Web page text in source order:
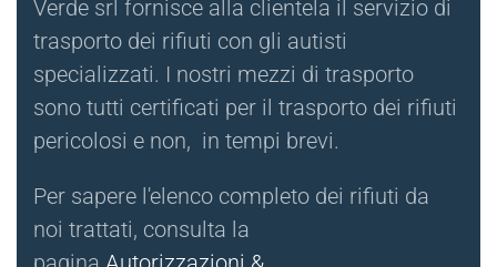
Verde srl fornisce alla clientela il servizio di
trasporto dei rifiuti con gli autisti
specializzati. I nostri mezzi di trasporto
sono tutti certificati per il trasporto dei rifiuti
pericolosi e non, in tempi brevi.
Per sapere l'elenco completo dei rifiuti da
noi trattati, consulta la